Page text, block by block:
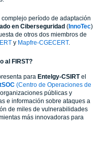
período de adaptación
en Ciberseguridad ( InnoTec)
de otros dos miembros de
y Mapfre-CGECERT.
al FIRST?
para Entelgy-CSIRTel
(Centro de Operaciones de
públicas y
e información sobre ataques a
de miles de vulnerabilidades
más innovadoras para